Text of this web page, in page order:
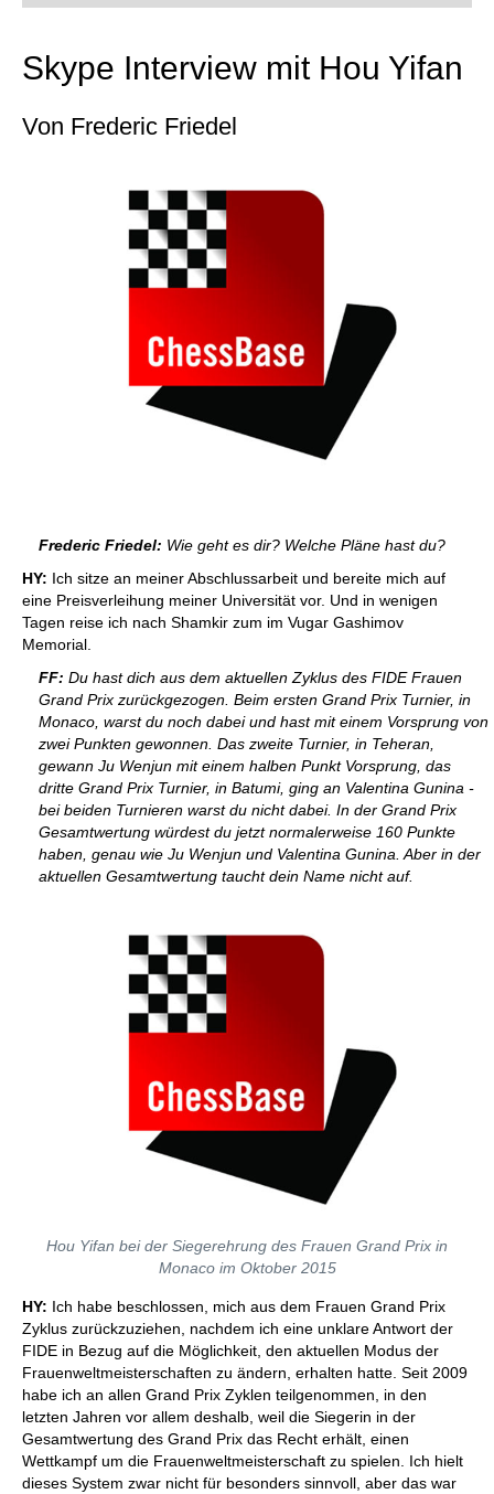
individueller als je zuvor.
Skype Interview mit Hou Yifan
Von Frederic Friedel
Frederic Friedel: Wie geht es dir? Welche Pläne hast du?
HY: Ich sitze an meiner Abschlussarbeit und bereite mich auf
eine Preisverleihung meiner Universität vor. Und in wenigen
Tagen reise ich nach Shamkir zum im Vugar Gashimov
Memorial.
FF: Du hast dich aus dem aktuellen Zyklus des FIDE Frauen
Grand Prix zurückgezogen. Beim ersten Grand Prix Turnier, in
Monaco, warst du noch dabei und hast mit einem Vorsprung von
zwei Punkten gewonnen. Das zweite Turnier, in Teheran,
gewann Ju Wenjun mit einem halben Punkt Vorsprung, das
dritte Grand Prix Turnier, in Batumi, ging an Valentina Gunina -
bei beiden Turnieren warst du nicht dabei. In der Grand Prix
Gesamtwertung würdest du jetzt normalerweise 160 Punkte
haben, genau wie Ju Wenjun und Valentina Gunina. Aber in der
aktuellen Gesamtwertung taucht dein Name nicht auf.
Hou Yifan bei der Siegerehrung des Frauen Grand Prix in
Monaco im Oktober 2015
HY: Ich habe beschlossen, mich aus dem Frauen Grand Prix
Zyklus zurückzuziehen, nachdem ich eine unklare Antwort der
FIDE in Bezug auf die Möglichkeit, den aktuellen Modus der
Frauenweltmeisterschaften zu ändern, erhalten hatte. Seit 2009
habe ich an allen Grand Prix Zyklen teilgenommen, in den
letzten Jahren vor allem deshalb, weil die Siegerin in der
Gesamtwertung des Grand Prix das Recht erhält, einen
Wettkampf um die Frauenweltmeisterschaft zu spielen. Ich hielt
dieses System zwar nicht für besonders sinnvoll, aber das war